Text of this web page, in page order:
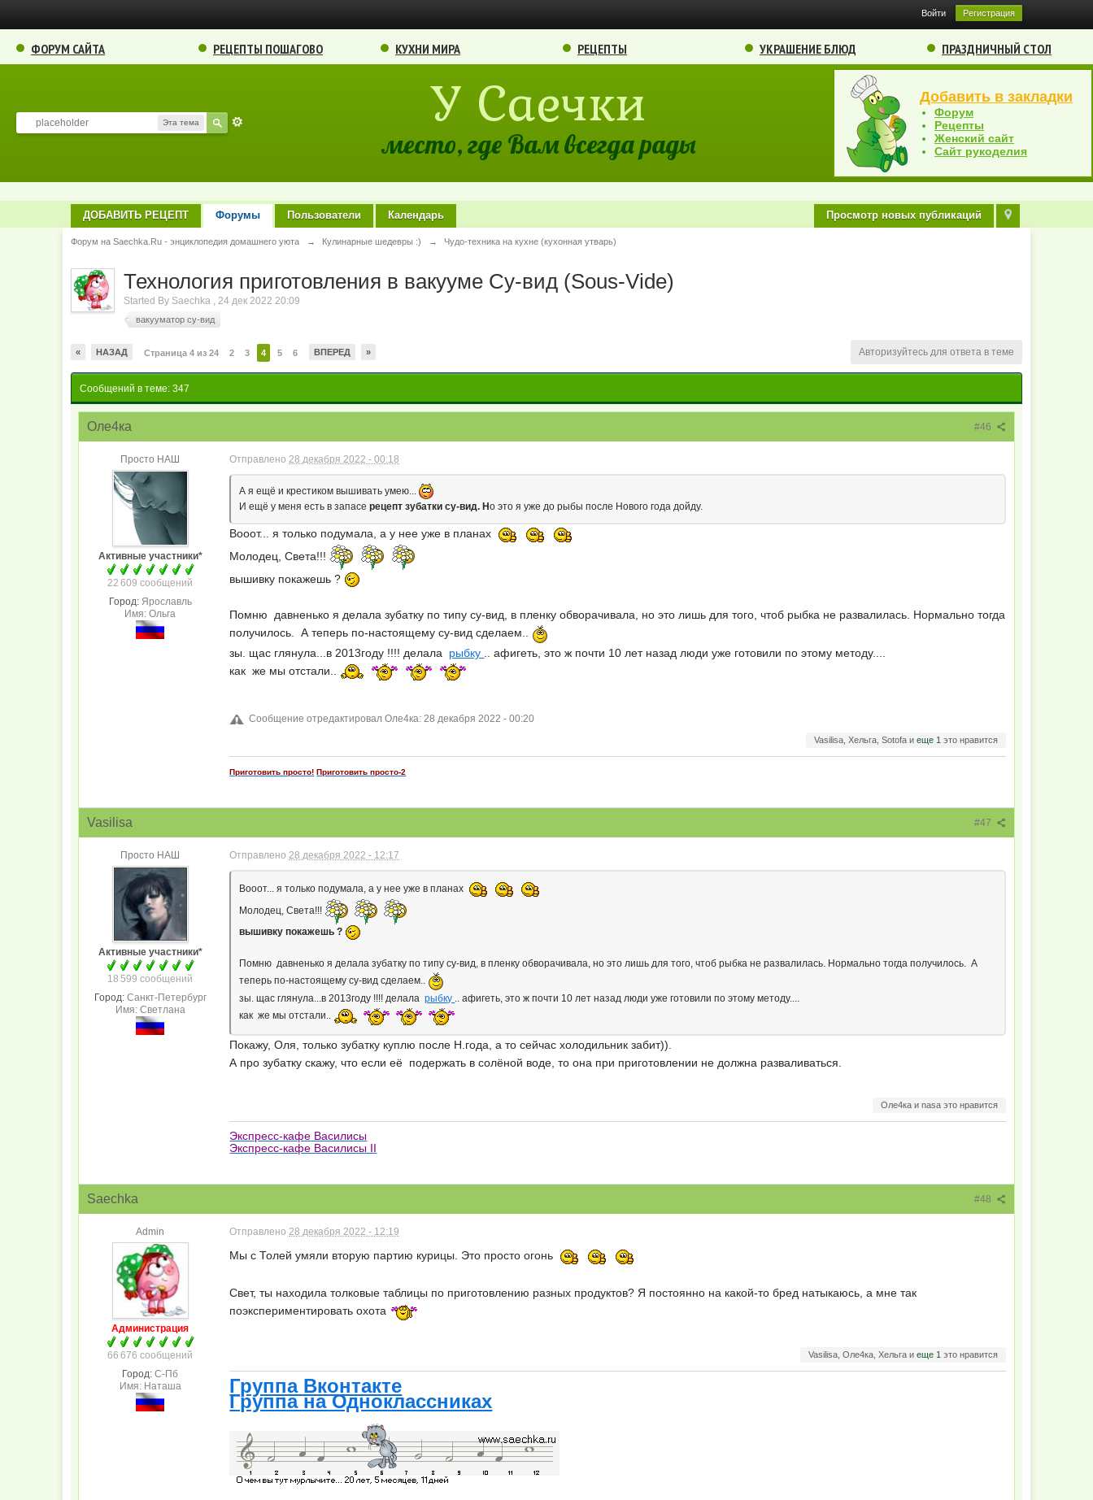
Войти Регистрация
ФОРУМ САЙТА РЕЦЕПТЫ ПОШАГОВО КУХНИ МИРА РЕЦЕПТЫ УКРАШЕНИЕ БЛЮД ПРАЗДНИЧНЫЙ СТОЛ
Эта тема У Саечки
место, где Вам всегда рады
Добавить в закладки
Форум
Рецепты
Женский сайт
Сайт рукоделия
Просмотр новых публикаций
ДОБАВИТЬ РЕЦЕПТ Форумы Пользователи Календарь
Форум на Saechka.Ru - энциклопедия домашнего уюта → Кулинарные шедевры :) → Чудо-техника на кухне (кухонная утварь)
Технология приготовления в вакууме Су-вид (Sous-Vide)
Started By Saechka ,24 дек 2022 20:09
вакууматор су-вид
« НАЗАД Страница 4 из 24 2 3 4 5 6 ВПЕРЕД » Авторизуйтесь для ответа в теме
Сообщений в теме: 347
#46
Оле4ка
Просто НАШ
Активные участники*
22 609 сообщений
Город: Ярославль
Имя: Ольга
Отправлено28 декабря 2022 - 00:18
А я ещё и крестиком вышивать умею...
И ещё у меня есть в запасе рецепт зубатки су-вид. Но это я уже до рыбы после Нового года дойду.
Вооот... я только подумала, а у нее уже в планах
Молодец, Света!!!
вышивку покажешь ?
Помню давненько я делала зубатку по типу су-вид, в пленку обворачивала, но это лишь для того, чтоб рыбка не развалилась. Нормально тогда
получилось. А теперь по-настоящему су-вид сделаем..
зы. щас глянула...в 2013году !!!! делала рыбку
.. афигеть, это ж почти 10 лет назад люди уже готовили по этому методу....
как же мы отстали..
Сообщение отредактировал Оле4ка: 28 декабря 2022 - 00:20
Vasilisa, Хельга, Sotofa и еще 1 это нравится
Приготовить просто! Приготовить просто-2
#47
Vasilisa
Просто НАШ
Активные участники*
18 599 сообщений
Город: Санкт-Петербург
Имя: Светлана
Отправлено28 декабря 2022 - 12:17
Вооот... я только подумала, а у нее уже в планах
Молодец, Света!!!
вышивку покажешь ?
Помню давненько я делала зубатку по типу су-вид, в пленку обворачивала, но это лишь для того, чтоб рыбка не развалилась. Нормально тогда получилось. А
теперь по-настоящему су-вид сделаем..
зы. щас глянула...в 2013году !!!! делаларыбку .. афигеть, это ж почти 10 лет назад люди уже готовили по этому методу....
как же мы отстали..
Покажу, Оля, только зубатку куплю после Н.года, а то сейчас холодильник забит)).
А про зубатку скажу, что если её подержать в солёной воде, то она при приготовлении не должна разваливаться.
Оле4ка и nasa это нравится
Экспресс-кафе Василисы
Экспресс-кафе Василисы II
#48
Saechka
Admin
Администрация
66 676 сообщений
Город: С-Пб
Имя: Наташа
Отправлено28 декабря 2022 - 12:19
Мы с Толей умяли вторую партию курицы. Это просто огонь
Свет, ты находила толковые таблицы по приготовлению разных продуктов? Я постоянно на какой-то бред натыкаюсь, а мне так
поэкспериментировать охота
Vasilisa, Оле4ка, Хельга и еще 1 это нравится
Группа Вконтакте
Группа на Одноклассниках